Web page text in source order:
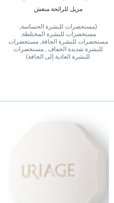
مزيل للرائحة منعش
(مستحضرات للبشرة الحساسة,
مستحضرات للبشرة المختلطة,
مستحضرات للبشرة الجافة, مستحضرات
للبشرة شديدة الجفاف , مستحضرات
للبشرة العادية إلى الجافة)